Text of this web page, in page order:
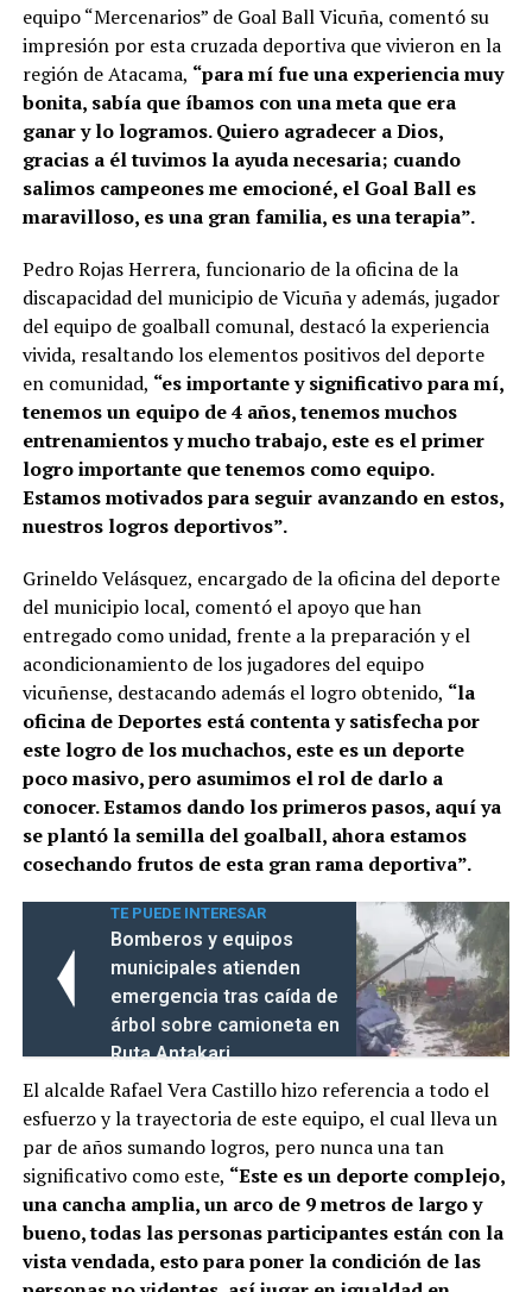
equipo “Mercenarios” de Goal Ball Vicuña, comentó su
impresión por esta cruzada deportiva que vivieron en la
región de Atacama, “para mí fue una experiencia muy
bonita, sabía que íbamos con una meta que era
ganar y lo logramos. Quiero agradecer a Dios,
gracias a él tuvimos la ayuda necesaria; cuando
salimos campeones me emocioné, el Goal Ball es
maravilloso, es una gran familia, es una terapia”.
Pedro Rojas Herrera, funcionario de la oficina de la
discapacidad del municipio de Vicuña y además, jugador
del equipo de goalball comunal, destacó la experiencia
vivida, resaltando los elementos positivos del deporte
en comunidad, “es importante y significativo para mí,
tenemos un equipo de 4 años, tenemos muchos
entrenamientos y mucho trabajo, este es el primer
logro importante que tenemos como equipo.
Estamos motivados para seguir avanzando en estos,
nuestros logros deportivos”.
Grineldo Velásquez, encargado de la oficina del deporte
del municipio local, comentó el apoyo que han
entregado como unidad, frente a la preparación y el
acondicionamiento de los jugadores del equipo
vicuñense, destacando además el logro obtenido, “la
oficina de Deportes está contenta y satisfecha por
este logro de los muchachos, este es un deporte
poco masivo, pero asumimos el rol de darlo a
conocer. Estamos dando los primeros pasos, aquí ya
se plantó la semilla del goalball, ahora estamos
cosechando frutos de esta gran rama deportiva”.
TE PUEDE INTERESAR
Bomberos y equipos
municipales atienden
emergencia tras caída de
árbol sobre camioneta en
Ruta Antakari
El alcalde Rafael Vera Castillo hizo referencia a todo el
esfuerzo y la trayectoria de este equipo, el cual lleva un
par de años sumando logros, pero nunca una tan
significativo como este, “Este es un deporte complejo,
una cancha amplia, un arco de 9 metros de largo y
bueno, todas las personas participantes están con la
vista vendada, esto para poner la condición de las